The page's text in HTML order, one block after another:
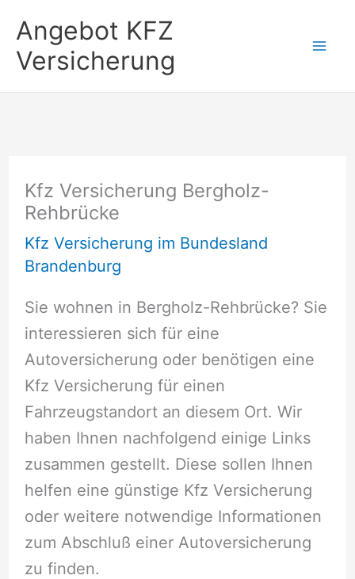
Inhalt
springen
Angebot KFZ
Versicherung
Kfz Versicherung Bergholz-
Rehbrücke
Kfz Versicherung im Bundesland
Brandenburg
Sie wohnen in Bergholz-Rehbrücke? Sie
interessieren sich für eine
Autoversicherung oder benötigen eine
Kfz Versicherung für einen
Fahrzeugstandort an diesem Ort. Wir
haben Ihnen nachfolgend einige Links
zusammen gestellt. Diese sollen Ihnen
helfen eine günstige Kfz Versicherung
oder weitere notwendige Informationen
zum Abschluß einer Autoversicherung
zu finden.